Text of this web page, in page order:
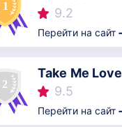
9.2
Перейти на сайт
Take Me Love
9.5
Перейти на сайт